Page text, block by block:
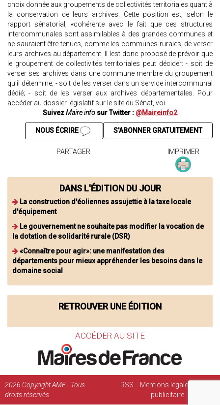
choix donnée aux groupements de collectivités territoriales quant à
la conservation de leurs archives. Cette position est, selon le
rapport sénatorial, «cohérente avec le fait que ces structures
intercommunales sont assimilables à des grandes communes et
ne sauraient être tenues, comme les communes rurales, de verser
leurs archives au département. Il lest donc proposé de prévoir que
le groupement de collectivités territoriales peut décider: - soit de
verser ses archives dans une commune membre du groupement
qu'il détermine; - soit de les verser dans un service intercommunal
dédié; - soit de les verser aux archives départementales. Pour
accéder au dossier législatif sur le site du Sénat, voi
SuivezMaire info sur Twitter : @Maireinfo2
S'ABONNER GRATUITEMENT
NOUS ÉCRIRE
PARTAGER IMPRIMER
DANS L'ÉDITION DU JOUR
La construction d'éoliennes assujettie à la taxe locale
d'équipement
Le gouvernement ne souhaite pas modifier la vocation de
la dotation de solidarité rurale (DSR)
«Connaître pour agir»: une manifestation des
départements pour mieux appréhender les besoins dans le
domaine social
RETROUVER UNE ÉDITION
ACCÉDER AU SITE
2026 Copyright AMF - Tous
droits réservés
RSS Mentions légales
publicitaire